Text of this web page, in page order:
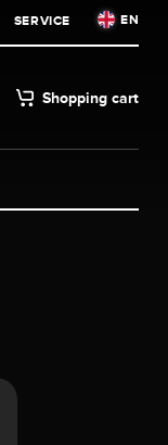
SERVICE EN
Shopping cart